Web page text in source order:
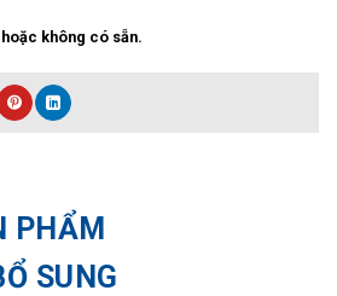
hoặc không có sẵn.
PHẨM
SUNG